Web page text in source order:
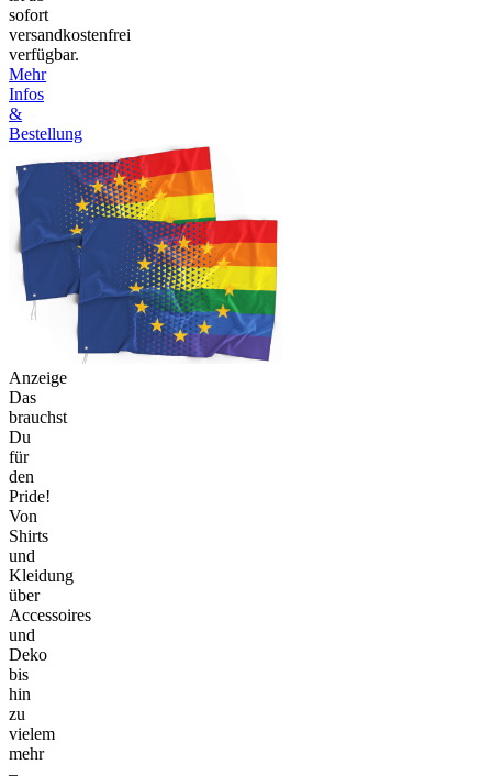
sofort
versandkostenfrei
verfügbar.
Mehr
Infos
&
Bestellung
Anzeige
Das
brauchst
Du
für
den
Pride!
Von
Shirts
und
Kleidung
über
Accessoires
und
Deko
bis
hin
zu
vielem
mehr